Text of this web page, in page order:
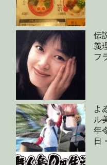
伝
義
フ
よ
ル
年
日